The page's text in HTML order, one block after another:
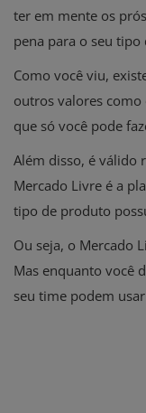
ter em mente os
pena para o seu
Como você viu,
outros valores como
que só você pode
Além disso, é válido
Mercado Livre é a
tipo de produto
Ou seja, o Mercado
Mas enquanto você
seu time podem